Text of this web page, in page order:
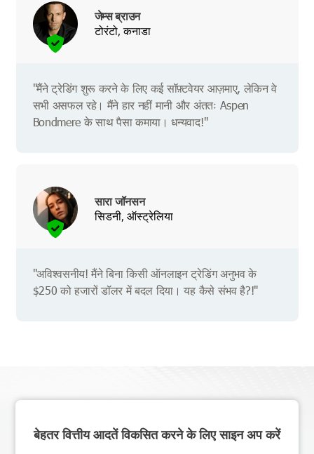
जेम्स ब्राउन
टोरंटो, कनाडा
"मैंने ट्रेडिंग शुरू करने के लिए कई सॉफ़्टवेयर आज़माए, लेकिन वे
सभी असफल रहे। मैंने हार नहीं मानी और अंततः Aspen
Bondmere के साथ पैसा कमाया। धन्यवाद!"
सारा जॉनसन
सिडनी, ऑस्ट्रेलिया
"अविश्वसनीय! मैंने बिना किसी ऑनलाइन ट्रेडिंग अनुभव के
$250 को हजारों डॉलर में बदल दिया। यह कैसे संभव है?!"
बेहतर वित्तीय आदतें विकसित करने के लिए साइन अप करें